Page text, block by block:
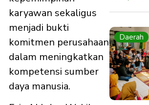
karyawan sekaligus
menjadi bukti
komitmen perusahaan
dalam meningkatkan
kompetensi sumber
daya manusia.
Daerah